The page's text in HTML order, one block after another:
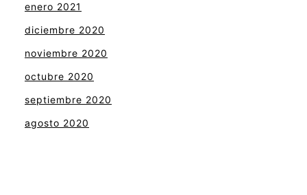
enero 2021
diciembre 2020
noviembre 2020
octubre 2020
septiembre 2020
agosto 2020